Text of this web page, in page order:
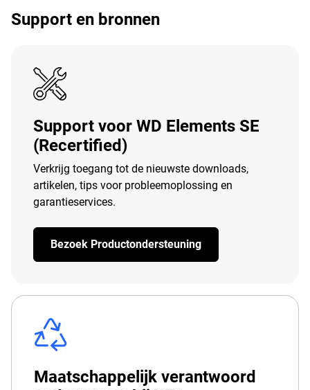
Support en bronnen
Support voor WD Elements SE
(Recertified)
Verkrijg toegang tot de nieuwste downloads,
artikelen, tips voor probleemoplossing en
garantieservices.
Bezoek Productondersteuning
Maatschappelijk verantwoord